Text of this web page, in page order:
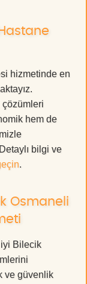
hizmetinde en
çözümleri
hem de
bilgi ve
.
Osmaneli
iyi Bilecik
ve güvenlik